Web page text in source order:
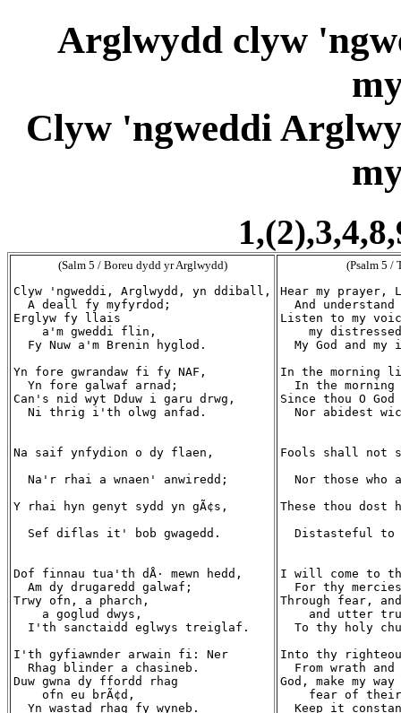
Arglwydd clyw
Clyw 'ngweddi
(Salm 5 / Boreu dydd yr Arglwydd)
Clyw 'ngweddi, Arglwydd, yn ddiball,
  A deall fy myfyrdod;
Erglyw fy llais
    a'm gweddi flin,
  Fy Nuw a'm Brenin hyglod.
Yn fore gwrandaw fi fy NAF,
  Yn fore galwaf arnad;
Can's nid wyt Dduw i garu drwg,
  Ni thrig i'th olwg anfad.
Na saif ynfydion o dy flaen,
  Na'r rhai a wnaen' anwiredd;
Y rhai hyn genyt sydd yn gÃ¢s,
  Sef diflas it' bob gwagedd.
Dof finnau tua'th dÅ· mewn hedd,
  Am dy drugaredd galwaf;
Trwy ofn, a pharch,
    a goglud dwys,
  I'th sanctaidd eglwys treiglaf.
I'th gyfiawnder arwain fi: Ner
  Rhag blinder a chasineb.
Duw gwna dy ffordd rhag
    ofn eu brÃ¢d,
  Yn wastad rhag fy wyneb.
(Psalm 5 /
Hear my
And understand
Listen to my
my
My God and my
In the morning
In the morning
Since thou O
Nor abidest
Fools shall not
Nor those who
These thou dost
Distasteful to
I will come to
For thy
Through fear,
and utter
To thy holy
Into thy
From wrath and
God, make my
fear of
Keep it